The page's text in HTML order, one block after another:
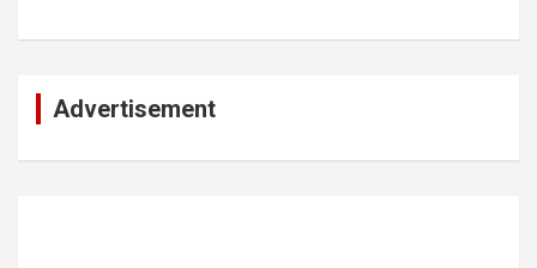
Advertisement